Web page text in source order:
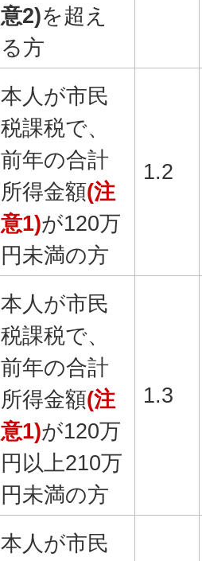
意2)を超え
る方
本人が市民
税課税で、
前年の合計
所得金額(注
意1)が120万
円未満の方
1.2
本人が市民
税課税で、
前年の合計
所得金額(注
意1)が120万
円以上210万
円未満の方
1.3
本人が市民